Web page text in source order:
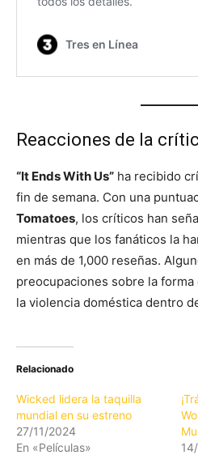
Reacciones de la
“It Ends With Us” ha recibido
fin de semana. Con una
Tomatoes, los críticos han
mientras que los fanáticos la
en más de 1,000 reseñas.
preocupaciones sobre la
la violencia doméstica dentro
Relacionado
Wicked lidera la taquilla
mundial en su estreno
27/11/2024
En «Películas»